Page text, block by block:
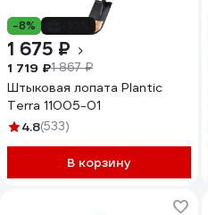
-8%
1 675 ₽
1 719 ₽1 867 ₽
Штыковая лопата Plantic
Terra 11005-01
4.8(533)
В корзину